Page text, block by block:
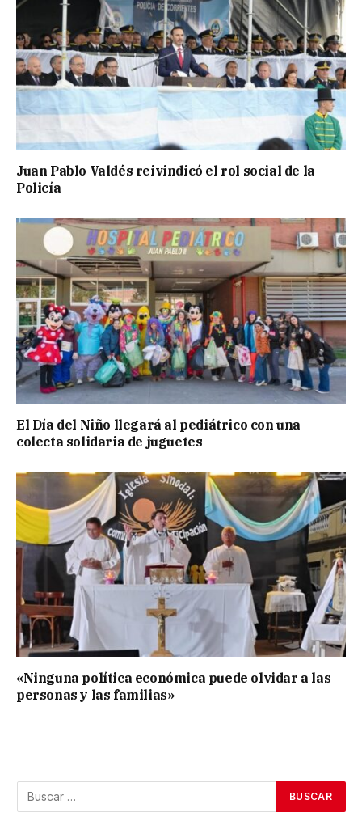
Juan Pablo Valdés reivindicó el rol social de la
Policía
El Día del Niño llegará al pediátrico con una
colecta solidaria de juguetes
«Ninguna política económica puede olvidar a las
personas y las familias»